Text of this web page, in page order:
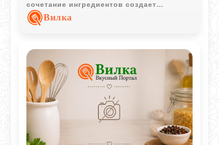
сочетание ингредиентов создает
выразительный вкус и делает блюдо
хорошим вариантом для семейного
Вилка